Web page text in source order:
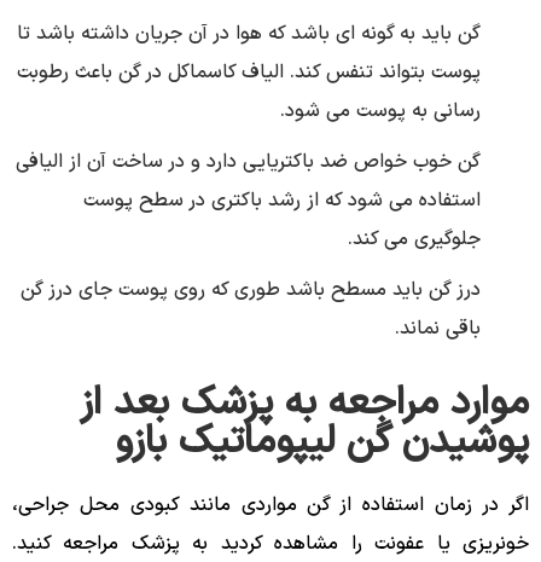
گن باید به گونه ای باشد که هوا در آن جریان داشته باشد تا
پوست بتواند تنفس کند. الیاف کاسماکل در گن باعث رطوبت
رسانی به پوست می شود.
گن خوب خواص ضد باکتریایی دارد و در ساخت آن از الیافی
استفاده می شود که از رشد باکتری در سطح پوست
جلوگیری می کند.
درز گن باید مسطح باشد طوری که روی پوست جای درز گن
باقی نماند.
موارد مراجعه به پزشک بعد از
پوشیدن گن لیپوماتیک بازو
اگر در زمان استفاده از گن مواردی مانند کبودی محل جراحی،
خونریزی یا عفونت را مشاهده کردید به پزشک مراجعه کنید.